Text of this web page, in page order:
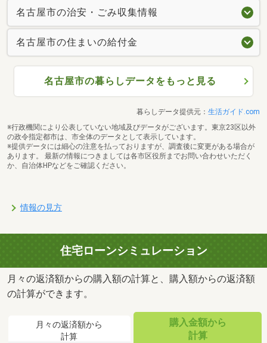
名古屋市の治安・ごみ収集情報
名古屋市の住まいの給付金
名古屋市の暮らしデータをもっと見る
暮らしデータ提供元： 生活ガイド.com
※行政機関により公表していない地域及びデータがございます。東京23区以外
の政令指定都市は、市全体のデータとして表示しています。
※提供データには細心の注意を払っておりますが、調査後に変更がある場合が
あります。 最新の情報につきましては各市区役所までお問い合わせいただく
か、自治体HPなどをご確認ください。
情報の見方
住宅ローンシミュレーション
月々の返済額からの購入額の計算と、購入額からの返済額
の計算ができます。
月々の返済額から
計算
購入金額から
計算